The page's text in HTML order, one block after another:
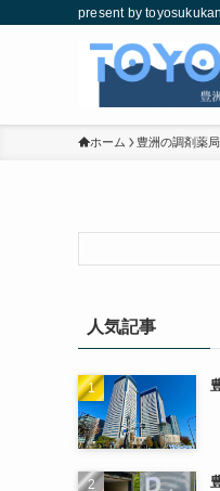
present by toyosukukan
ホーム 豊洲の調剤薬局
人気記事